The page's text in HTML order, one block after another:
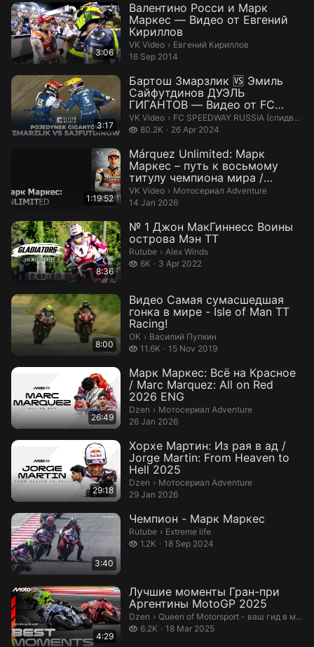
3:06
Валентино Росси и Марк
Маркес — Видео от Евгений
Кириллов
VK Video › Евгений Кириллов.
Евгений Кириллов
16 Sep 2014
3:17
Бартош Змарзлик 🆚 Эмиль
Сайфутдинов ДУЭЛЬ
ГИГАНТОВ — Видео от FC
SPEEDWAY RUSSIA (с...
VK Video › FC SPEEDWAY RUSSIA (спидвей
FC SPEEDWAY RUSSIA (спидвей России, авто, мото)
80.2K
80.2 thousand views
26 Apr 2024
1:19:52
Márquez Unlimited: Марк
Маркес – путь к восьмому
титулу чемпиона мира /
MotoGP Docume...
VK Video › Мотосериал Adventure.
Мотосериал Adventure
14 Jan 2026
8:36
№ 1 Джон МакГиннесс Воины
острова Мэн ТТ
Rutube › Alex Winds.
Alex Winds
6K
6 thousand views
3 Apr 2022
8:00
Видео Самая сумасшедшая
гонка в мире - Isle of Man TT
Racing!
ОК › Василий Пупкин.
Василий Пупкин
11.6K
11.6 thousand views
15 Nov 2019
26:49
Марк Маркес: Всё на Красное
/ Marc Marquez: All on Red
2026 ENG
Dzen › Мотосериал Adventure.
Мотосериал Adventure
26 Jan 2026
29:18
Хорхе Мартин: Из рая в ад /
Jorge Martin: From Heaven to
Hell 2025
Dzen › Мотосериал Adventure.
Мотосериал Adventure
29 Jan 2026
3:40
Чемпион - Марк Маркес
Rutube › Extreme life.
Extreme life
1.2K
1.2 thousand views
18 Sep 2024
4:29
Лучшие моменты Гран-при
Аргентины MotoGP 2025
Dzen › Queen of Motorsport - ваш гид в мире
Queen of Motorsport - ваш гид в мире автоспорта
6.2K
6.2 thousand views
18 Mar 2025